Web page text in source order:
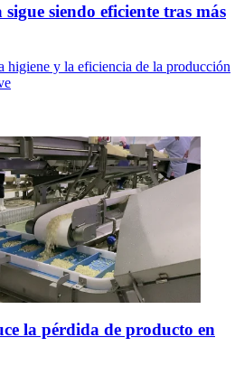
siendo eficiente tras más
higiene y la eficiencia de la producción
la pérdida de producto en